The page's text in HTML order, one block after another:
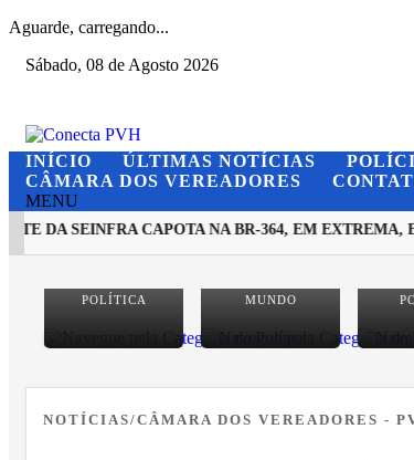
Aguarde, carregando...
Sábado, 08 de Agosto 2026
INÍCIO ÚLTIMAS NOTÍCIAS
CÂMARA DOS VEREADORES
MENU
DA SEINFRA CAPOTA NA BR-364, EM EXTREMA, E
POLÍTICA MUNDO
NOTÍCIAS/CÂMARA DOS VEREADORES -